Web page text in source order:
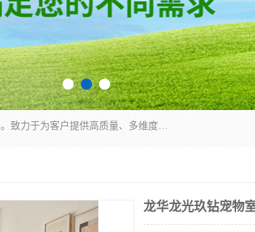
深圳市柏林家政有限公司是一家服务于深圳市民的专业家政公司。致力于为客户提供高质量、多维度的家庭服务，包括养老、母婴、月嫂育婴早教、康复理疗、家电清洗和保洁等方面的专业服务。
龙华龙光玖钻宠物